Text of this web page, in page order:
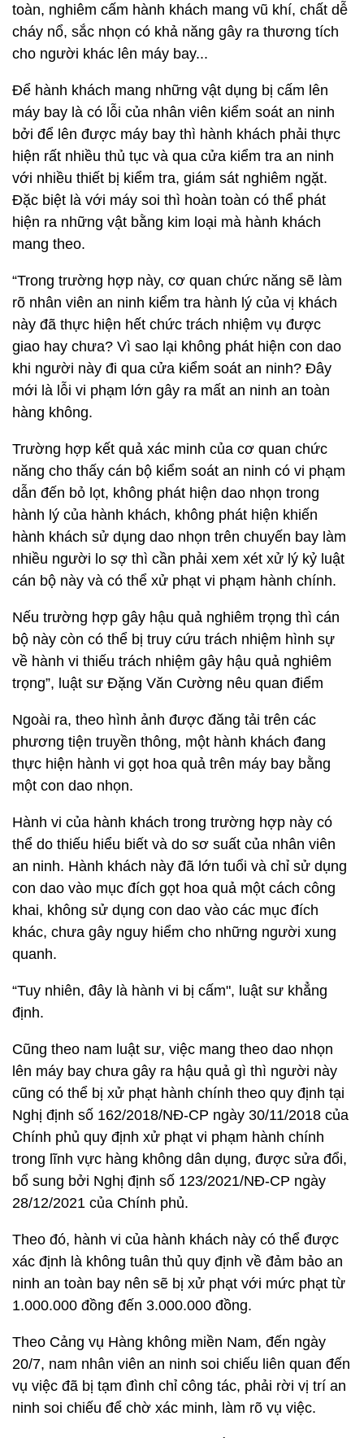
toàn, nghiêm cấm hành khách mang vũ khí, chất dễ
cháy nổ, sắc nhọn có khả năng gây ra thương tích
cho người khác lên máy bay...
Để hành khách mang những vật dụng bị cấm lên
máy bay là có lỗi của nhân viên kiểm soát an ninh
bởi để lên được máy bay thì hành khách phải thực
hiện rất nhiều thủ tục và qua cửa kiểm tra an ninh
với nhiều thiết bị kiểm tra, giám sát nghiêm ngặt.
Đặc biệt là với máy soi thì hoàn toàn có thể phát
hiện ra những vật bằng kim loại mà hành khách
mang theo.
“Trong trường hợp này, cơ quan chức năng sẽ làm
rõ nhân viên an ninh kiểm tra hành lý của vị khách
này đã thực hiện hết chức trách nhiệm vụ được
giao hay chưa? Vì sao lại không phát hiện con dao
khi người này đi qua cửa kiểm soát an ninh? Đây
mới là lỗi vi phạm lớn gây ra mất an ninh an toàn
hàng không.
Trường hợp kết quả xác minh của cơ quan chức
năng cho thấy cán bộ kiểm soát an ninh có vi phạm
dẫn đến bỏ lọt, không phát hiện dao nhọn trong
hành lý của hành khách, không phát hiện khiến
hành khách sử dụng dao nhọn trên chuyến bay làm
nhiều người lo sợ thì cần phải xem xét xử lý kỷ luật
cán bộ này và có thể xử phạt vi phạm hành chính.
Nếu trường hợp gây hậu quả nghiêm trọng thì cán
bộ này còn có thể bị truy cứu trách nhiệm hình sự
về hành vi thiếu trách nhiệm gây hậu quả nghiêm
trọng”, luật sư Đặng Văn Cường nêu quan điểm
Ngoài ra, theo hình ảnh được đăng tải trên các
phương tiện truyền thông, một hành khách đang
thực hiện hành vi gọt hoa quả trên máy bay bằng
một con dao nhọn.
Hành vi của hành khách trong trường hợp này có
thể do thiếu hiểu biết và do sơ suất của nhân viên
an ninh. Hành khách này đã lớn tuổi và chỉ sử dụng
con dao vào mục đích gọt hoa quả một cách công
khai, không sử dụng con dao vào các mục đích
khác, chưa gây nguy hiểm cho những người xung
quanh.
“Tuy nhiên, đây là hành vi bị cấm", luật sư khẳng
định.
Cũng theo nam luật sư, việc mang theo dao nhọn
lên máy bay chưa gây ra hậu quả gì thì người này
cũng có thể bị xử phạt hành chính theo quy định tại
Nghị định số 162/2018/NĐ-CP ngày 30/11/2018 của
Chính phủ quy định xử phạt vi phạm hành chính
trong lĩnh vực hàng không dân dụng, được sửa đổi,
bổ sung bởi Nghị định số 123/2021/NĐ-CP ngày
28/12/2021 của Chính phủ.
Theo đó, hành vi của hành khách này có thể được
xác định là không tuân thủ quy định về đảm bảo an
ninh an toàn bay nên sẽ bị xử phạt với mức phạt từ
1.000.000 đồng đến 3.000.000 đồng.
Theo Cảng vụ Hàng không miền Nam, đến ngày
20/7, nam nhân viên an ninh soi chiếu liên quan đến
vụ việc đã bị tạm đình chỉ công tác, phải rời vị trí an
ninh soi chiếu để chờ xác minh, làm rõ vụ việc.